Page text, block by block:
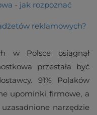
- jak rozpoznać
reklamowych?
w Polsce osiągnął
przestała być
91% Polaków
upominki firmowe, a
narzędzie